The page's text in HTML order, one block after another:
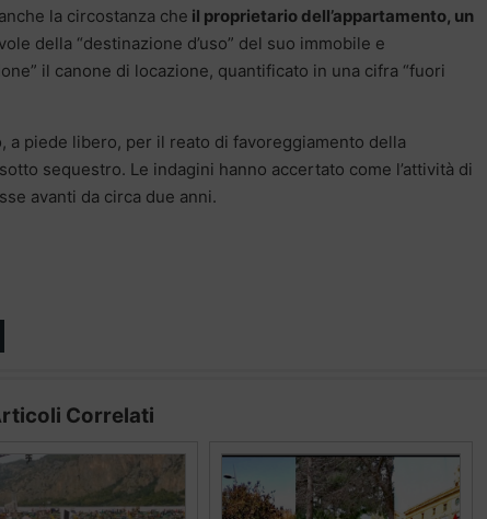
la circostanza che il proprietario dell’appartamento, un
della “destinazione d’uso” del suo immobile e
il canone di locazione, quantificato in una cifra “fuori
a piede libero, per il reato di favoreggiamento della
sequestro. Le indagini hanno accertato come l’attività di
avanti da circa due anni.
Correlati